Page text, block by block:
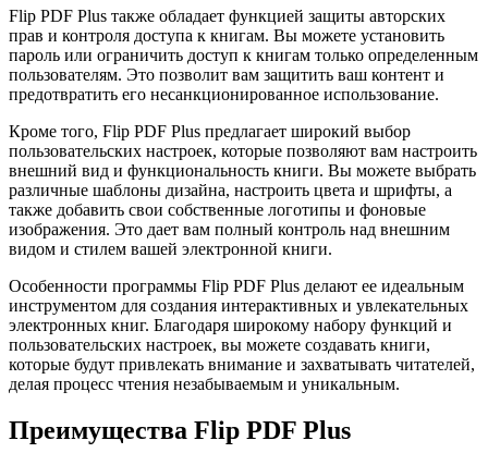
Flip PDF Plus также обладает функцией защиты авторских
прав и контроля доступа к книгам. Вы можете установить
пароль или ограничить доступ к книгам только определенным
пользователям. Это позволит вам защитить ваш контент и
предотвратить его несанкционированное использование.
Кроме того, Flip PDF Plus предлагает широкий выбор
пользовательских настроек, которые позволяют вам настроить
внешний вид и функциональность книги. Вы можете выбрать
различные шаблоны дизайна, настроить цвета и шрифты, а
также добавить свои собственные логотипы и фоновые
изображения. Это дает вам полный контроль над внешним
видом и стилем вашей электронной книги.
Особенности программы Flip PDF Plus делают ее идеальным
инструментом для создания интерактивных и увлекательных
электронных книг. Благодаря широкому набору функций и
пользовательских настроек, вы можете создавать книги,
которые будут привлекать внимание и захватывать читателей,
делая процесс чтения незабываемым и уникальным.
Преимущества Flip PDF Plus